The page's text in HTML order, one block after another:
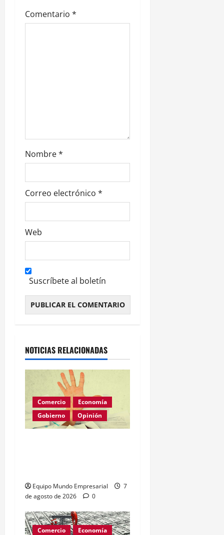
e
d
a
s
Comentario *
Nombre*
Correo electrónico *
Web
Suscríbete al boletín
NOTICIAS RELACIONADAS
Comercio
Economía
Gobierno
Opinión
Equipo Mundo Empresarial
7
de agosto de 2026
0
Comercio
Economía